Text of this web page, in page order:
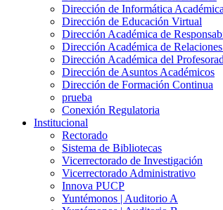
Dirección de Informática Académica
Dirección de Educación Virtual
Dirección Académica de
Dirección Académica de
Dirección Académica del
Dirección de Asuntos Académicos
Dirección de Formación Continua
prueba
Conexión Regulatoria
Institucional
Rectorado
Sistema de Bibliotecas
Vicerrectorado de Investigación
Vicerrectorado Administrativo
Innova PUCP
Yuntémonos | Auditorio A